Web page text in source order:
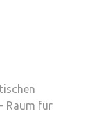
Raum für